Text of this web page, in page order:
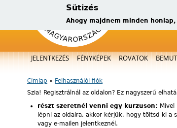
Sütizés
Ahogy majdnem minden
Főmenü
JELENTKEZÉS FÉNYKÉPEK ROVATOK
Jelenlegi hely
Címlap » Felhasználói fiók
Szia! Regisztrálnál az oldalon? Ez nagyszerű
részt szeretnél venni egy kurzuson:
lépni az oldalra, akkor kérjük, hogy töltsd ki a
vagy e-mailen jelentkeznél.